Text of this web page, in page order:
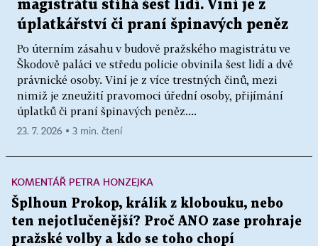
magistrátu stíhá šest lidí. Viní je z
úplatkářství či praní špinavých peněz
Po úterním zásahu v budově pražského magistrátu ve
Škodově paláci ve středu policie obvinila šest lidí a dvě
právnické osoby. Viní je z více trestných činů, mezi
nimiž je zneužití pravomoci úřední osoby, přijímání
úplatků či praní špinavých peněz....
23. 7. 2026 ▪ 3 min. čtení
KOMENTÁŘ PETRA HONZEJKA
Šplhoun Prokop, králík z klobouku, nebo
ten nejotlučenější? Proč ANO zase prohraje
pražské volby a kdo se toho chopí